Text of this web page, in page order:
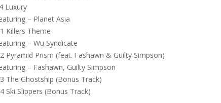
Luxury
– Planet Asia
Killers Theme
– Wu Syndicate
Pyramid Prism (feat. Fashawn & Guilty Simpson)
– Fashawn, Guilty Simpson
The Ghostship (Bonus Track)
Ski Slippers (Bonus Track)